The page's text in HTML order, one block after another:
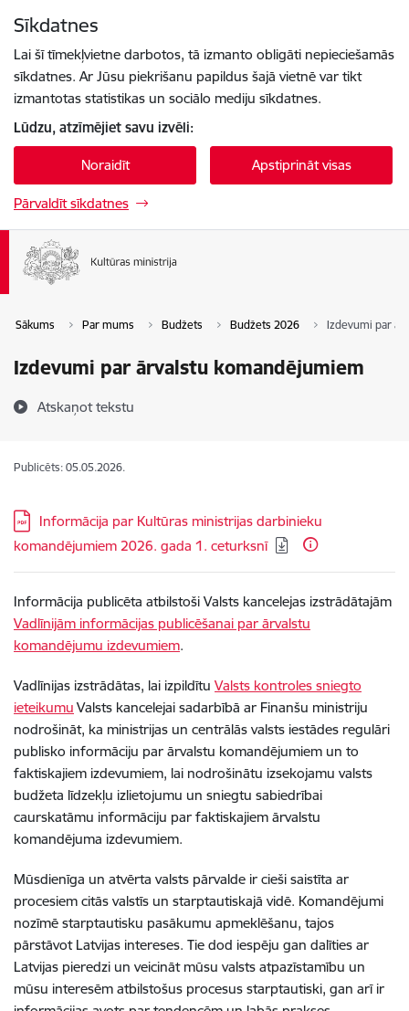
Sīkdatnes
Lai šī tīmekļvietne darbotos, tā izmanto obligāti nepieciešamās
sīkdatnes. Ar Jūsu piekrišanu papildus šajā vietnē var tikt
izmantotas statistikas un sociālo mediju sīkdatnes.
Lūdzu, atzīmējiet savu izvēli:
Noraidīt Apstiprināt visas
Pārvaldīt sīkdatnes
Sākums Par mums Budžets Budžets 2026 Izdevumi par
Izdevumi par ārvalstu komandējumiem
Atskaņot tekstu
Publicēts: 05.05.2026.
Lejupielādēt:
Informācija par Kultūras ministrijas darbinieku
komandējumiem 2026. gada 1. ceturksnī
Informācija publicēta atbilstoši Valsts kancelejas izstrādātajām
Vadlīnijām informācijas publicēšanai par ārvalstu
komandējumu izdevumiem.
Vadlīnijas izstrādātas, lai izpildītu Valsts kontroles sniegto
ieteikumu Valsts kancelejai sadarbībā ar Finanšu ministriju
nodrošināt, ka ministrijas un centrālās valsts iestādes regulāri
publisko informāciju par ārvalstu komandējumiem un to
faktiskajiem izdevumiem, lai nodrošinātu izsekojamu valsts
budžeta līdzekļu izlietojumu un sniegtu sabiedrībai
caurskatāmu informāciju par faktiskajiem ārvalstu
komandējuma izdevumiem.
Mūsdienīga un atvērta valsts pārvalde ir cieši saistīta ar
procesiem citās valstīs un starptautiskajā vidē. Komandējumi
nozīmē starptautisku pasākumu apmeklēšanu, tajos
pārstāvot Latvijas intereses. Tie dod iespēju gan dalīties ar
Latvijas pieredzi un veicināt mūsu valsts atpazīstamību un
mūsu interesēm atbilstošus procesus starptautiski, gan arī ir